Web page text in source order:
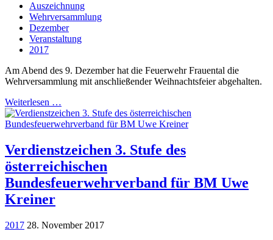
Auszeichnung
Wehrversammlung
Dezember
Veranstaltung
2017
Am Abend des 9. Dezember hat die Feuerwehr Frauental die
Wehrversammlung mit anschließender Weihnachtsfeier abgehalten.
Weiterlesen …
Verdienstzeichen 3. Stufe des
österreichischen
Bundesfeuerwehrverband für BM Uwe
Kreiner
2017 28. November 2017